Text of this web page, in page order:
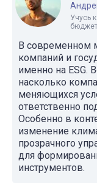
Учусь
В современном
компаний и
именно на ESG.
насколько
меняющихся
ответственно
Особенно в
изменение
прозрачного
для
инструментов.